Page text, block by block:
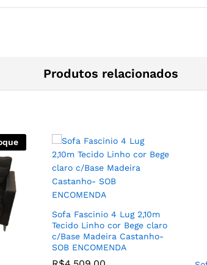
Produtos relacionados
Sofa Fascinio 4 Lug 2,10m
Tecido Linho cor Bege claro
c/Base Madeira Castanho-
SOB ENCOMENDA